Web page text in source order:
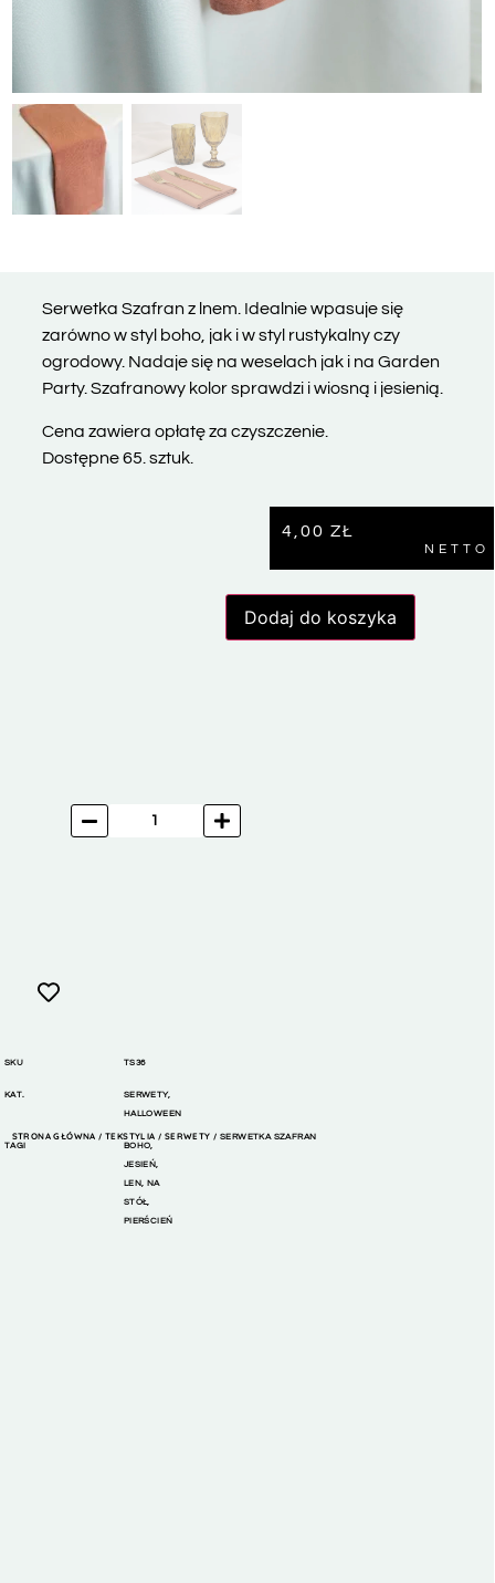
Serwetka Szafran z lnem. Idealnie wpasuje się
zarówno w styl boho, jak i w styl rustykalny czy
ogrodowy. Nadaje się na weselach jak i na Garden
Party. Szafranowy kolor sprawdzi i wiosną i jesienią.
Cena zawiera opłatę za czyszczenie.
Dostępne 65. sztuk.
4,00 ZŁ
NETTO
Dodaj do koszyka
SKU TS36
KAT. SERWETY,
HALLOWEEN
TAGI BOHO
JESIEŃ
LEN, NA
STÓŁ
PIERŚCIEŃ
STRONA GŁÓWNA /TEKSTYLIA / SERWETY / SERWETKA SZAFRAN